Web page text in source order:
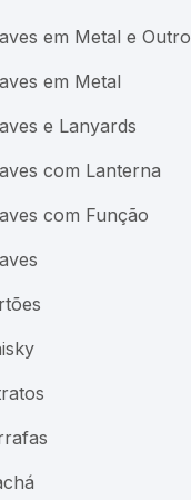
em Metal e Outro
em Metal
e Lanyards
com Lanterna
com Função